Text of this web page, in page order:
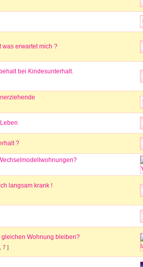
was erwartet mich ?
bei Kindesunterhalt.
?
langsam krank !
Wohnung bleiben?
7 ]